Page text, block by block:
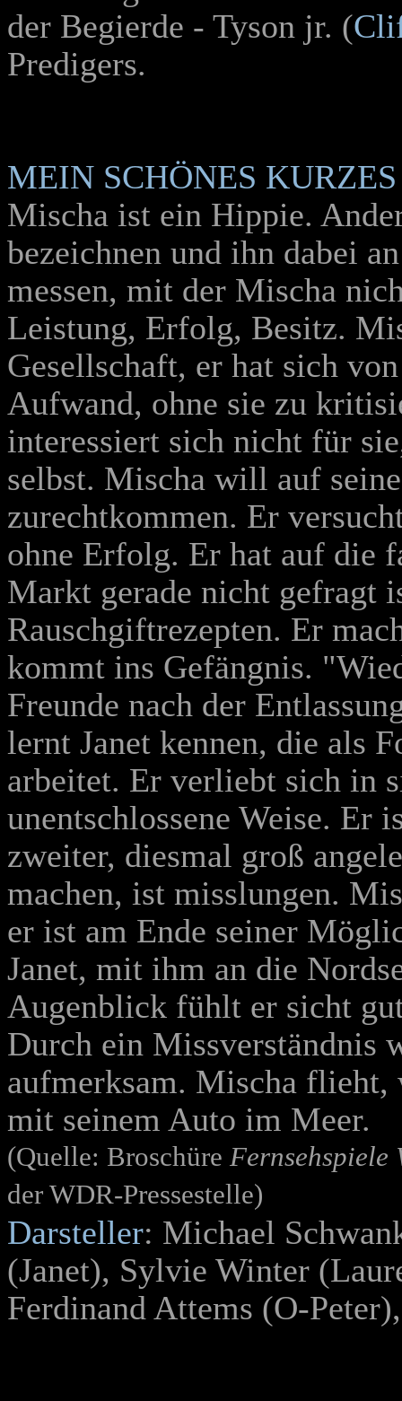
der Begierde - Tyson jr. (
Predigers.
MEIN SCHÖNES
Mischa ist ein Hippie.
bezeichnen und ihn dabei
messen, mit der Mischa
Leistung, Erfolg, Besitz.
Gesellschaft, er hat sich
Aufwand, ohne sie zu
interessiert sich nicht für
selbst. Mischa will auf
zurechtkommen. Er
ohne Erfolg. Er hat auf die
Markt gerade nicht gefragt
Rauschgiftrezepten. Er
kommt ins Gefängnis.
Freunde nach der
lernt Janet kennen, die als
arbeitet. Er verliebt sich in
unentschlossene Weise. Er
zweiter, diesmal groß
machen, ist misslungen.
er ist am Ende seiner
Janet, mit ihm an die
Augenblick fühlt er sicht
Durch ein Missverständnis
aufmerksam. Mischa flieht,
mit seinem Auto im Meer.
(Quelle: Broschüre Fernsehspiele
der WDR-Pressestelle)
Darsteller: Michael
(Janet), Sylvie Winter
Ferdinand Attems (O-